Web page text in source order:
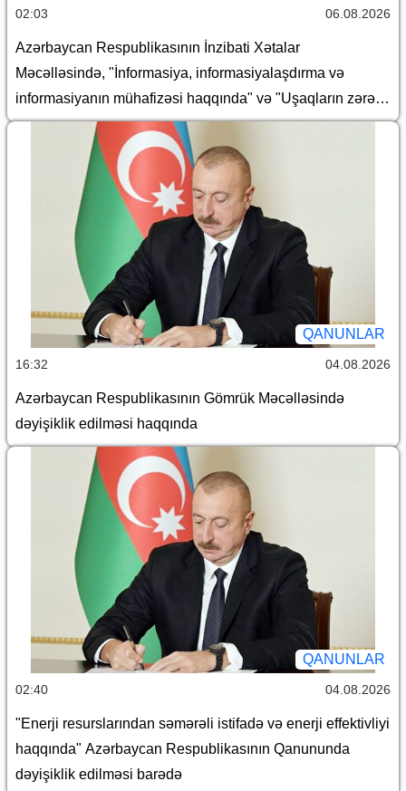
02:03 06.08.2026
Azərbaycan Respublikasının İnzibati Xətalar
Məcəlləsində, "İnformasiya, informasiyalaşdırma və
informasiyanın mühafizəsi haqqında" və "Uşaqların zərərli
informasiyadan qorunması haqqında" Azərbaycan
Respublikasının qanunlarında dəyişiklik edilməsi barədə
QANUNLAR
16:32 04.08.2026
Azərbaycan Respublikasının Gömrük Məcəlləsində
dəyişiklik edilməsi haqqında
QANUNLAR
02:40 04.08.2026
"Enerji resurslarından səmərəli istifadə və enerji effektivliyi
haqqında" Azərbaycan Respublikasının Qanununda
dəyişiklik edilməsi barədə